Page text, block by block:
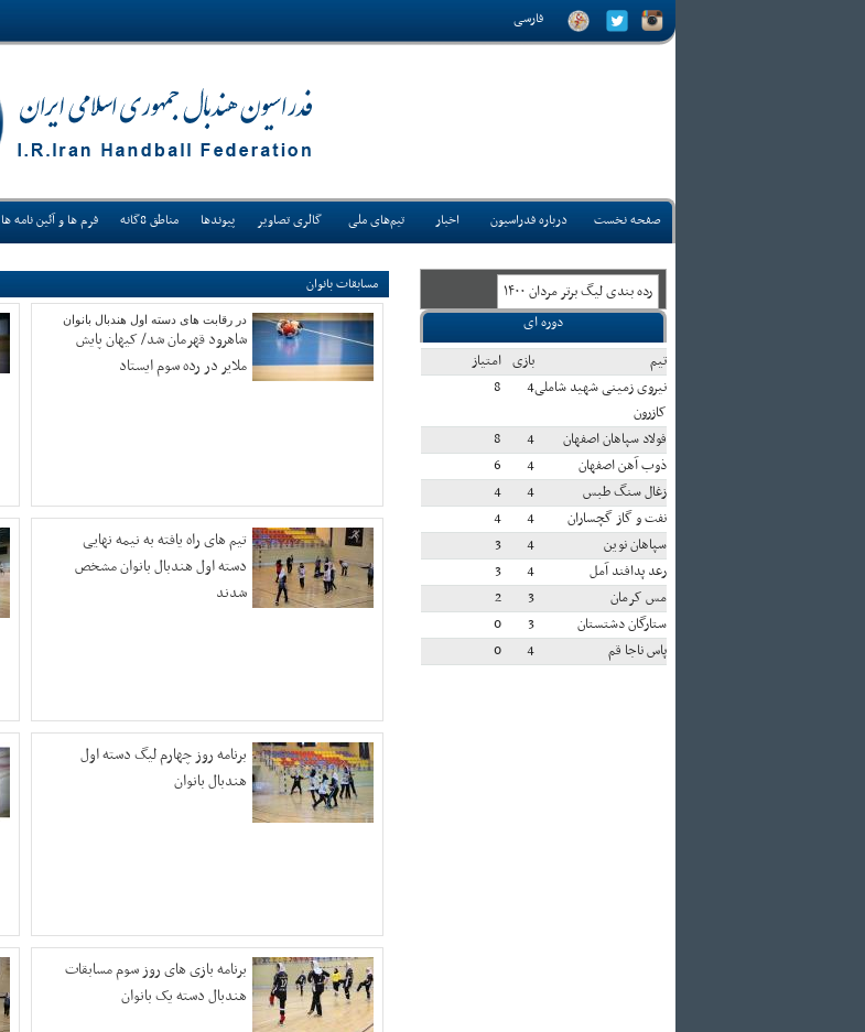
فارسی
صفحه نخست درباره فدراسیون اخبار تیم‌های ملی گالری تصاویر پیوندها مناطق 8گانه فرم ها و آئین نامه ها
رده بندی ليگ برتر مردان ۱۴۰۰
دوره ای
تيم
بازی امتياز
نیروی زمینی شهید شاملی
کازرون
4
8
فولاد سپاهان اصفهان 4
8
ذوب آهن اصفهان
4
6
زغال سنگ طبس
4
4
نفت و گاز گچساران
4
4
سپاهان نوین
4
3
رعد پدافند آمل
4
3
مس کرمان
3
2
ستارگان دشتستان
3
0
پاس ناجا قم
4
0
مسابقات بانوان
در رقابت های دسته اول هندبال بانوان
شاهرود قهرمان شد/ کیهان پایش
ملایر در رده سوم ایستاد
تیم های راه یافته به نیمه نهایی
دسته اول هندبال بانوان مشخص
شدند
برنامه روز چهارم لیگ دسته اول
هندبال بانوان
برنامه بازی های روز سوم مسابقات
هندبال دسته یک بانوان